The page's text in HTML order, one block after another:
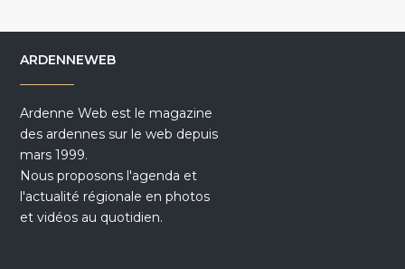
ARDENNEWEB
Ardenne Web est le magazine
des ardennes sur le web depuis
mars 1999.
Nous proposons l'agenda et
l'actualité régionale en photos
et vidéos au quotidien.